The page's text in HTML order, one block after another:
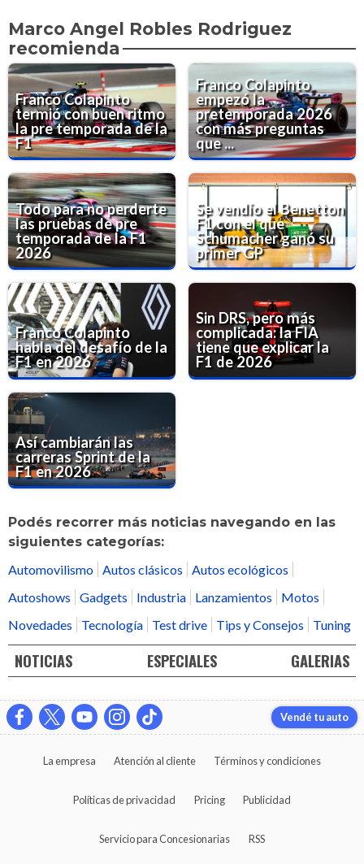
Marco Angel Robles Rodriguez
recomienda
Franco Colapinto
termió con buen ritmo
la pre temporada de la
F1
Franco Colapinto
empezó la
pretemporada 2026
con más preguntas
que ...
Todo para no perderte
las pruebas de pre
temporada de la F1
2026
Se vendío el Benetton
F1 con el que
Schumacher ganó su
primer GP
Franco Colapinto
habla del desafío de la
F1 en 2026
Sin DRS, pero más
complicada: la FIA
tiene que explicar la
F1 de 2026
Así cambiarán las
carreras Sprint de la
F1 en 2026
Podés recorrer más noticias navegando en las
siguientes categorías:
Automovilismo
Autos clásicos
Autos ecológicos
Autoshows
Gadgets Industria Lanzamientos
Motos
Novedades
Tecnología Test drive Tips y Consejos Tuning
NOTICIAS ESPECIALES GALERIAS
Vendé tu auto
La empresa Atención al cliente Términos y condiciones
Políticas de privacidad Pricing Publicidad
Servicio para Concesionarias RSS